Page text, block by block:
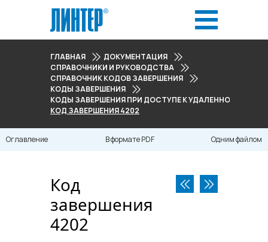
ГЛАВНАЯ
ДОКУМЕНТАЦИЯ
СПРАВОЧНИКИ И РУКОВОДСТВА
СПРАВОЧНИК КОДОВ ЗАВЕРШЕНИЯ
КОДЫ ЗАВЕРШЕНИЯ
КОДЫ ЗАВЕРШЕНИЯ ПРИ ДОСТУПЕ К УДАЛЕННОМУ
КОД ЗАВЕРШЕНИЯ 4202
Оглавление В формате PDF Одним файлом
Код
завершения
4202